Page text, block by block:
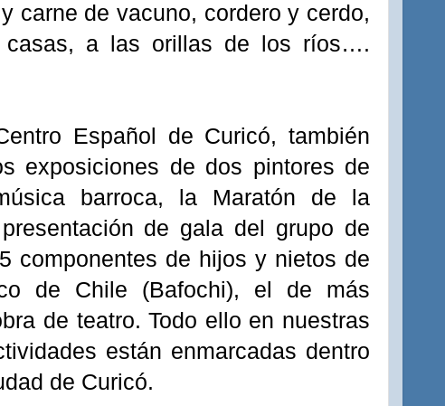
carne de vacuno, cordero y cerdo,
a las orillas de los ríos….
Español de Curicó, también
exposiciones de dos pintores de
barroca, la Maratón de la
de gala del grupo de
componentes de hijos y nietos de
de Chile (Bafochi), el de más
de teatro. Todo ello en nuestras
están enmarcadas dentro
de Curicó.